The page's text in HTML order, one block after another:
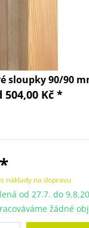
sloupky 90/90
504,00 Kč *
náklady na dopravu
od 27.7. do
žádné